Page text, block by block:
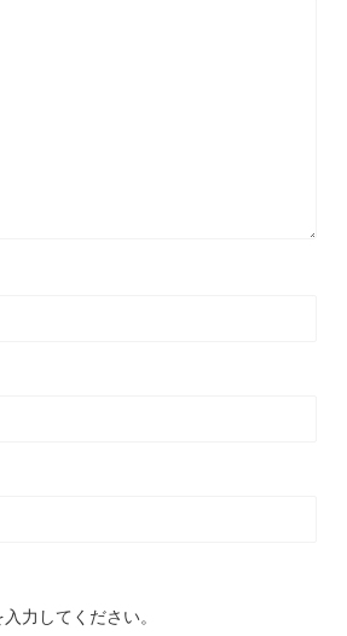
おすすめしたいカードです。Ｐｒｉｏｒ
ているので、世界１，５００か所以上の
なりにかかりますが、ラウンジ利用料・
常に高いと思うので選びました。
力してください。